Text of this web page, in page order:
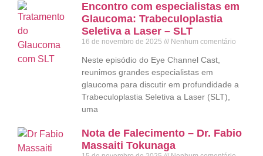
Encontro com especialistas em
Glaucoma: Trabeculoplastia
Seletiva a Laser – SLT
16 de novembro de 2025 Nenhum comentário
Neste episódio do Eye Channel Cast,
reunimos grandes especialistas em
glaucoma para discutir em profundidade a
Trabeculoplastia Seletiva a Laser (SLT),
uma
Nota de Falecimento – Dr. Fabio
Massaiti Tokunaga